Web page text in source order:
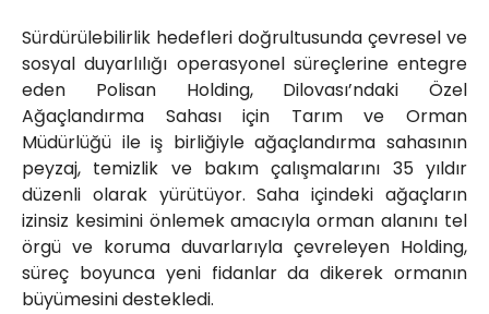
Sürdürülebilirlik hedefleri doğrultusunda çevresel ve
sosyal duyarlılığı operasyonel süreçlerine entegre
eden Polisan Holding, Dilovası’ndaki Özel
Ağaçlandırma Sahası için Tarım ve Orman
Müdürlüğü ile iş birliğiyle ağaçlandırma sahasının
peyzaj, temizlik ve bakım çalışmalarını 35 yıldır
düzenli olarak yürütüyor. Saha içindeki ağaçların
izinsiz kesimini önlemek amacıyla orman alanını tel
örgü ve koruma duvarlarıyla çevreleyen Holding,
süreç boyunca yeni fidanlar da dikerek ormanın
büyümesini destekledi.